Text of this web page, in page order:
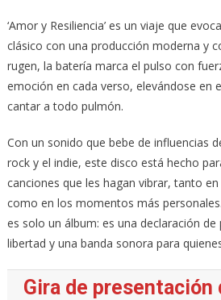
‘Amor y Resiliencia’ es un viaje que
clásico con una producción moderna y
rugen, la batería marca el pulso con
emoción en cada verso, elevándose en
cantar a todo pulmón.
Con un sonido que bebe de influencias
rock y el indie, este disco está hecho
canciones que les hagan vibrar, tanto
como en los momentos más personales.
es solo un álbum: es una declaración
libertad y una banda sonora para
Gira de presentación